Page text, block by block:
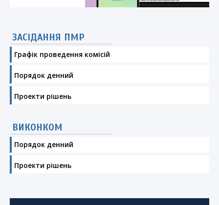
ЗАСІДАННЯ ПМР
Графік проведення комісій
Порядок денний
Проекти рішень
ВИКОНКОМ
Порядок денний
Проекти рішень